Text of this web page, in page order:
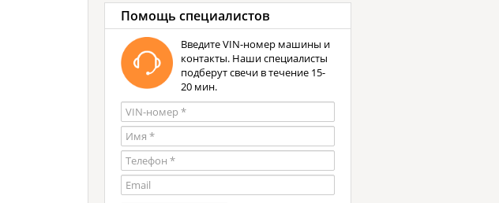
Помощь специалистов
Введите VIN-номер машины и
контакты. Наши специалисты
подберут свечи в течение 15-
20 мин.